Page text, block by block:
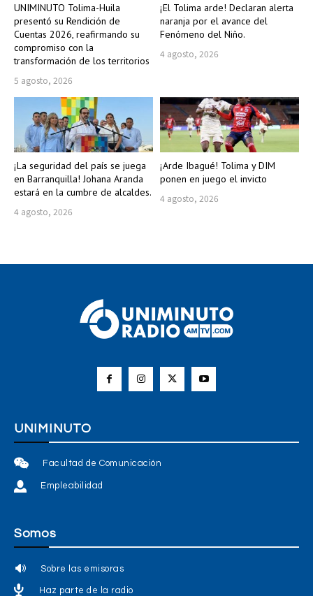
UNIMINUTO Tolima-Huila
presentó su Rendición de
Cuentas 2026, reafirmando su
compromiso con la
transformación de los territorios
5 agosto, 2026
¡El Tolima arde! Declaran alerta
naranja por el avance del
Fenómeno del Niño.
4 agosto, 2026
¡La seguridad del país se juega
en Barranquilla! Johana Aranda
estará en la cumbre de alcaldes.
4 agosto, 2026
¡Arde Ibagué! Tolima y DIM
ponen en juego el invicto
4 agosto, 2026
UNIMINUTO
Facultad de Comunicación
Empleabilidad
Somos
Sobre las emisoras
Haz parte de la radio